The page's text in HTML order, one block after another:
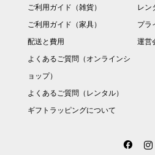
ご利用ガイド（雑貨）
ご利用ガイド（家具）
配送と費用
よくあるご質問（オンラインシ
ョップ）
よくあるご質問（レンタル）
ギフトラッピングについて
レン
プラ
運営